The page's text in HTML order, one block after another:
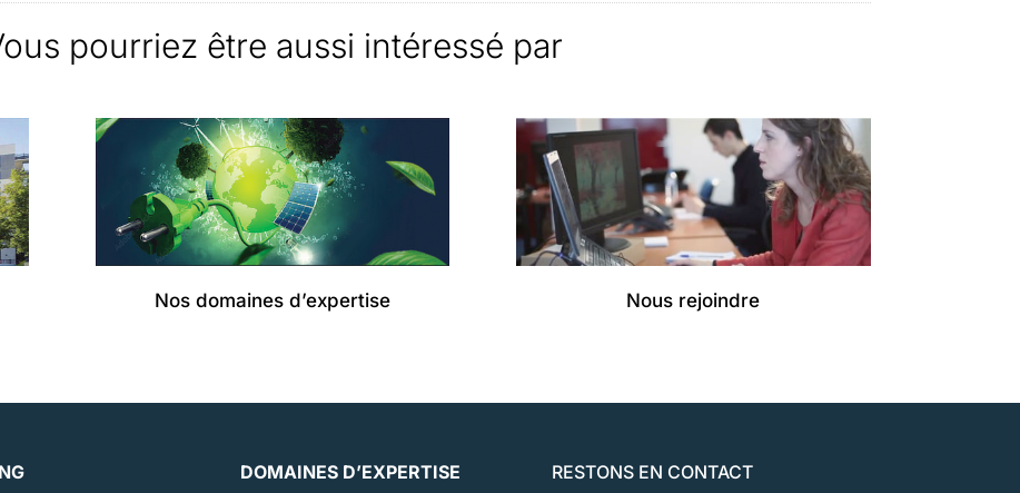
pourriez être aussi intéressé par
Nos domaines d’expertise Nous rejoindre
DOMAINES D’EXPERTISE RESTONS EN CONTACT